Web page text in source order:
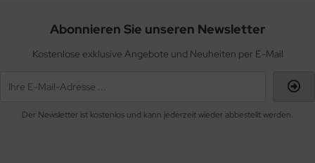
Abonnieren Sie unseren Newsletter
Kostenlose exklusive Angebote und Neuheiten per E-Mail
Der Newsletter ist kostenlos und kann jederzeit wieder abbestellt werden.